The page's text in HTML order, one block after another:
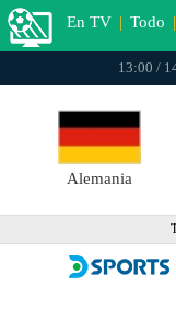
En TV | Todo |
13:00 /
Alemania